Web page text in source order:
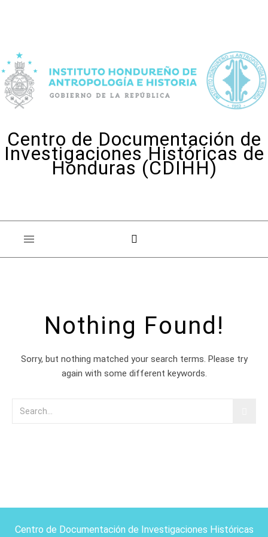
Centro de Documentación de
Investigaciones Históricas de
Honduras (CDIHH)
Nothing Found!
Sorry, but nothing matched your search terms. Please try
again with some different keywords.
Centro de Documentación de Investigaciones Históricas